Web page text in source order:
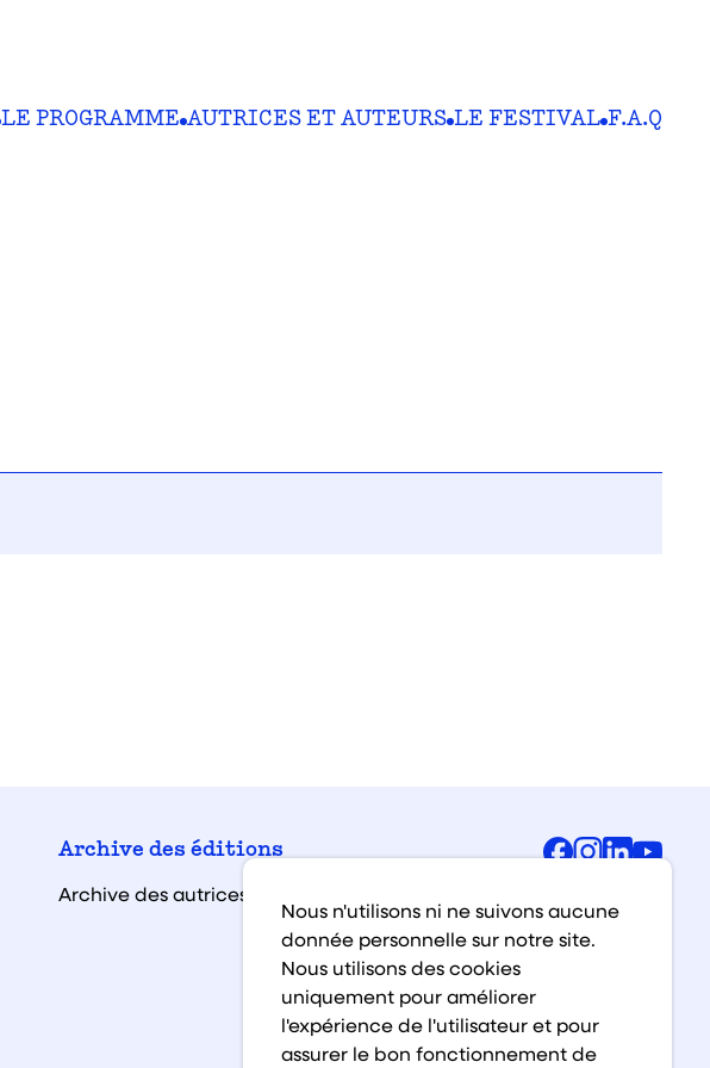
LE PROGRAMME AUTRICES ET AUTEURS LE FESTIVAL F.A.Q
Archive des éditions
Archive des autrices et auteurs
Facebook
Nous n'utilisons ni ne suivons aucune
donnée personnelle sur notre site.
Nous utilisons des cookies
uniquement pour améliorer
l'expérience de l'utilisateur et pour
assurer le bon fonctionnement de